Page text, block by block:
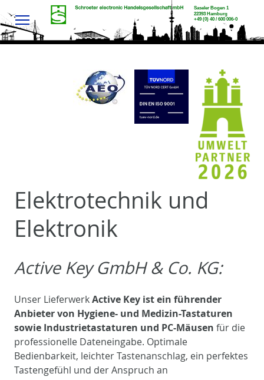
Menu
Elektrotechnik und
Elektronik
Active Key GmbH & Co. KG:
Unser LieferwerkActive Key ist ein führender
Anbieter von Hygiene- und Medizin-Tastaturen
sowie Industrietastaturen und PC-Mäusen für die
professionelle Dateneingabe. Optimale
Bedienbarkeit, leichter Tastenanschlag, ein perfektes
Tastengefühl und der Anspruch an